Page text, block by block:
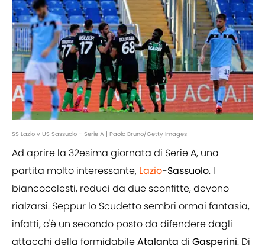
SS Lazio v US Sassuolo - Serie A | Paolo Bruno/Getty Images
Ad aprire la 32esima giornata di Serie A, una
partita molto interessante, Lazio-Sassuolo. I
biancocelesti, reduci da due sconfitte, devono
rialzarsi. Seppur lo Scudetto sembri ormai fantasia,
infatti, c'è un secondo posto da difendere dagli
attacchi della formidabileAtalanta di Gasperini. Di